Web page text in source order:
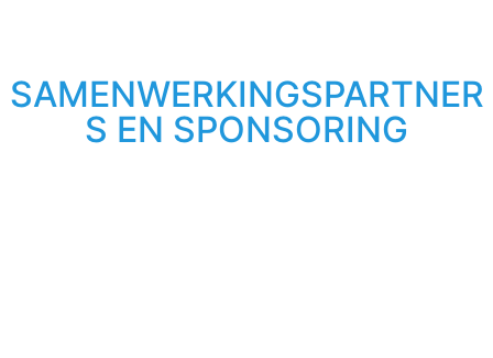
SAMENWERKINGSPARTNER
S EN SPONSORING